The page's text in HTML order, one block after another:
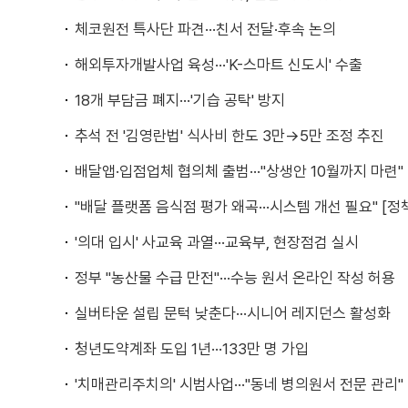
체코원전 특사단 파견···친서 전달·후속 논의
해외투자개발사업 육성···'K-스마트 신도시' 수출
18개 부담금 폐지···'기습 공탁' 방지
추석 전 '김영란법' 식사비 한도 3만→5만 조정 추진
배달앱·입점업체 협의체 출범···"상생안 10월까지 마련"
"배달 플랫폼 음식점 평가 왜곡···시스템 개선 필요" [정
'의대 입시' 사교육 과열···교육부, 현장점검 실시
정부 "농산물 수급 만전"···수능 원서 온라인 작성 허용
실버타운 설립 문턱 낮춘다···시니어 레지던스 활성화
청년도약계좌 도입 1년···133만 명 가입
'치매관리주치의' 시범사업···"동네 병의원서 전문 관리"